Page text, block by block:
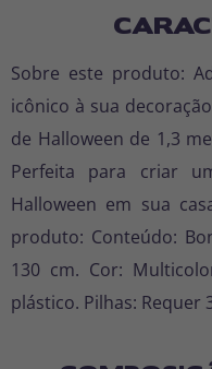
Sobre este produto:
icônico à sua
de Halloween de 1,3
Perfeita para criar
Halloween em sua
produto: Conteúdo:
130 cm. Cor:
plástico. Pilhas: Requer